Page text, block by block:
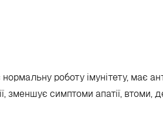
роботу імунітету, має
зменшує симптоми апатії, втоми,